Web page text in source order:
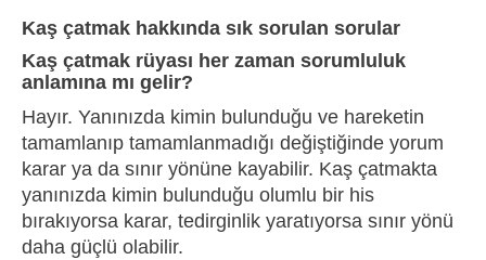
Kaş çatmak hakkında sık sorulan sorular
Kaş çatmak rüyası her zaman sorumluluk
anlamına mı gelir?
Hayır. Yanınızda kimin bulunduğu ve hareketin
tamamlanıp tamamlanmadığı değiştiğinde yorum
karar ya da sınır yönüne kayabilir. Kaş çatmakta
yanınızda kimin bulunduğu olumlu bir his
bırakıyorsa karar, tedirginlik yaratıyorsa sınır yönü
daha güçlü olabilir.